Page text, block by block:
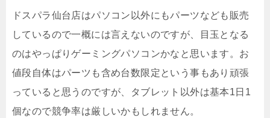
ドスパラ仙台店はパソコン以外にもパーツなども販売
しているので一概には言えないのですが、目玉となる
のはやっぱりゲーミングパソコンかなと思います。お
値段自体はパーツも含め台数限定という事もあり頑張
っていると思うのですが、タブレット以外は基本1日1
個なので競争率は厳しいかもしれません。